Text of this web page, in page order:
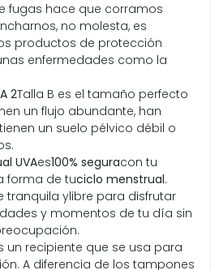
fugas hace que corramos
no molesta, es
productos de protección
enfermedades como la
2Talla B es el tamaño perfecto
un flujo abundante, han
un suelo pélvico débil o
UVAes100% seguracon tu
forma de tuciclo menstrual.
tranquila ylibre para disfrutar
y momentos de tu día sin
un recipiente que se usa para
A diferencia de los tampones